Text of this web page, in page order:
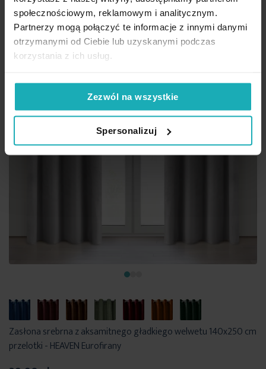
społecznościowym, reklamowym i analitycznym.
Partnerzy mogą połączyć te informacje z innymi danymi
otrzymanymi od Ciebie lub uzyskanymi podczas
korzystania z ich usług.
Zezwól na wszystkie
Spersonalizuj
Zasłona srebrna z aksamitnego gładkiego welwetu 140x250 cm
przelotki - HEAVEN Eurofirany